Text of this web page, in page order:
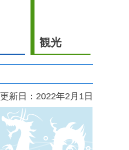
観光
更新日：2022年2月1日